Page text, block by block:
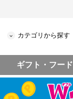
カテゴリから探す
ギフト・フード